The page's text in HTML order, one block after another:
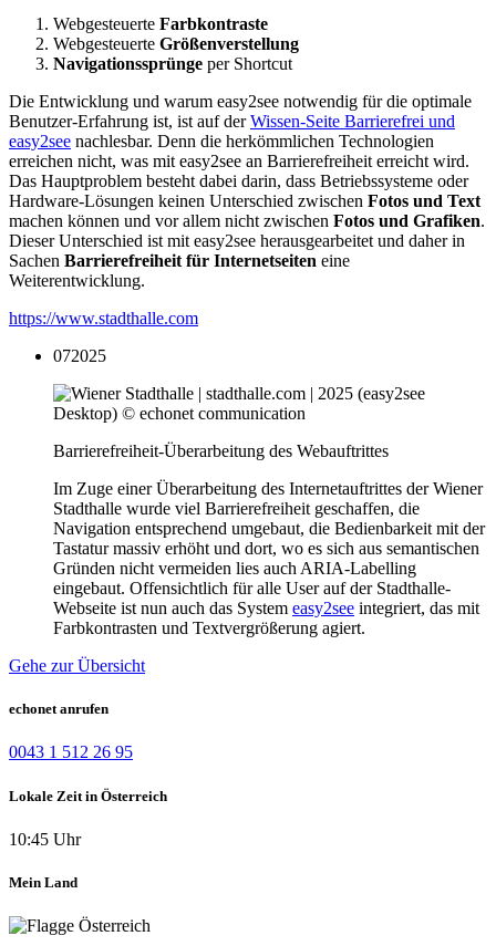
Webgesteuerte Farbkontraste
Webgesteuerte Größenverstellung
Navigationssprünge per Shortcut
Die Entwicklung und warum easy2see notwendig für die optimale
Benutzer-Erfahrung ist, ist auf derWissen-Seite Barrierefrei und
easy2see nachlesbar. Denn die herkömmlichen Technologien
erreichen nicht, was mit easy2see an Barrierefreiheit erreicht wird.
Das Hauptproblem besteht dabei darin, dass Betriebssysteme oder
Hardware-Lösungen keinen Unterschied zwischen Fotos und Text
machen können und vor allem nicht zwischen Fotos und Grafiken.
Dieser Unterschied ist mit easy2see herausgearbeitet und daher in
Sachen Barrierefreiheit für Internetseiten eine
Weiterentwicklung.
https://www.stadthalle.com
072025
Barrierefreiheit-Überarbeitung des Webauftrittes
Im Zuge einer Überarbeitung des Internetauftrittes der Wiener
Stadthalle wurde viel Barrierefreiheit geschaffen, die
Navigation entsprechend umgebaut, die Bedienbarkeit mit der
Tastatur massiv erhöht und dort, wo es sich aus semantischen
Gründen nicht vermeiden lies auch ARIA-Labelling
eingebaut. Offensichtlich für alle User auf der Stadthalle-
Webseite ist nun auch das System easy2see integriert, das mit
Farbkontrasten und Textvergrößerung agiert.
Gehe zur Übersicht
echonet anrufen
0043 1 512 26 95
Lokale Zeit in Österreich
10:45 Uhr
Mein Land